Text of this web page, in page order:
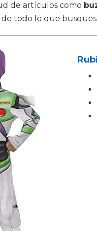
de artículos como
todo lo que